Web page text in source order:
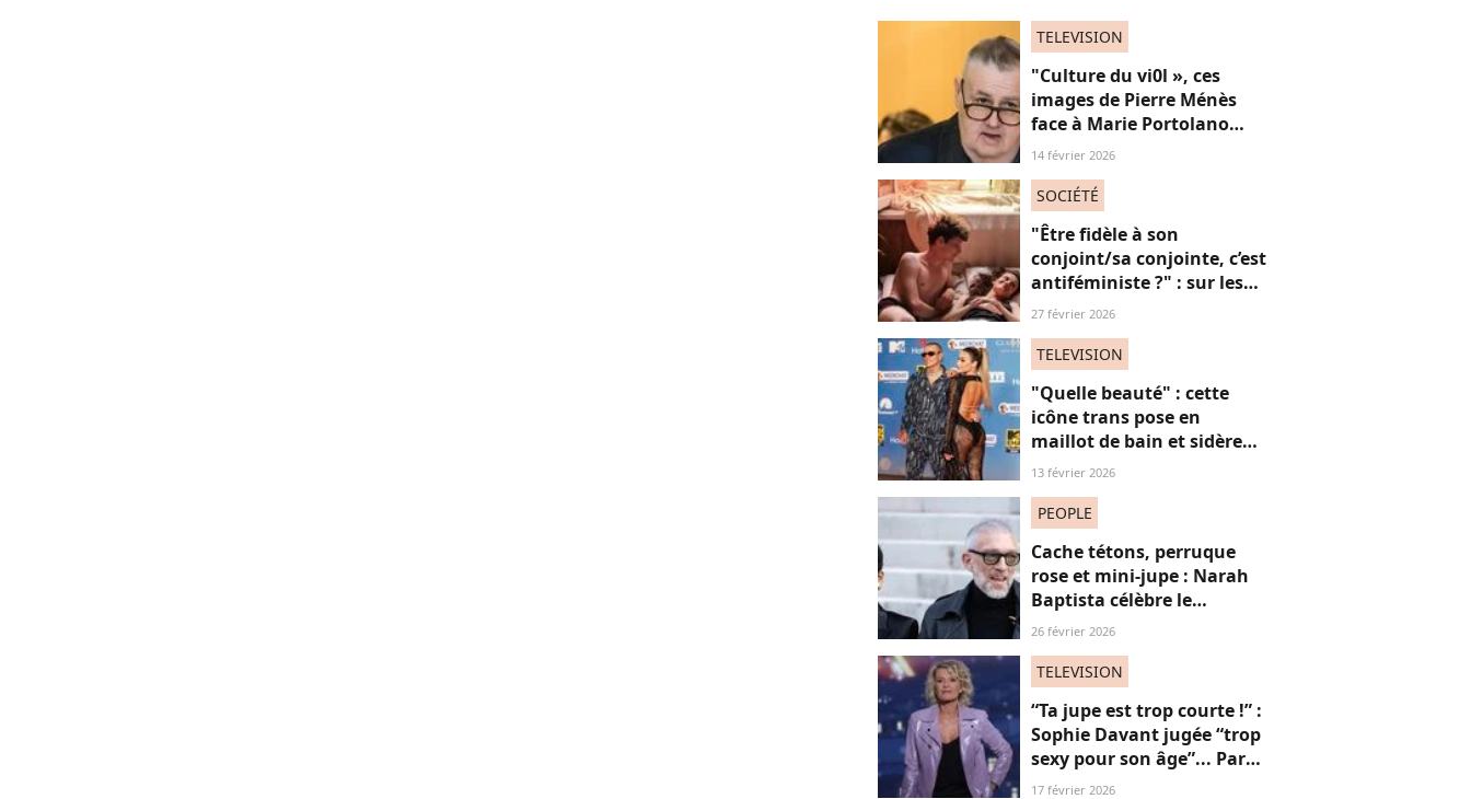
TELEVISION
"Culture du vi0l », ces
images de Pierre Ménès
face à Marie Portolano
refont surface et choquent
14 février 2026
SOCIÉTÉ
"Être fidèle à son
conjoint/sa conjointe, c’est
antiféministe ?" : sur les
réseaux sociaux, cette
27 février 2026
TELEVISION
"Quelle beauté" : cette
icône trans pose en
maillot de bain et sidère
ses fans, une ode intime
13 février 2026
PEOPLE
Cache tétons, perruque
rose et mini-jupe : Narah
Baptista célèbre le
carnaval de Rio avec son
de 30 ans son aîné
26 février 2026
TELEVISION
“Ta jupe est trop courte !” :
Sophie Davant jugée “trop
sexy pour son âge”... Par
des femmes (adieu la
17 février 2026